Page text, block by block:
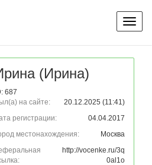
(Ирина)
687
на сайте:
20.12.2025 (11:41)
регистрации:
04.04.2017
местонахождения:
Москва
http://vocenke.ru/3q
0al1o